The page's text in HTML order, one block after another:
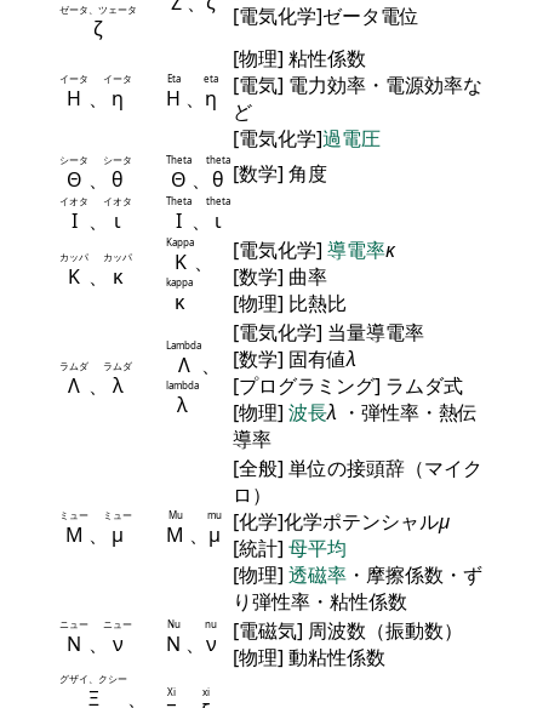
ζ
ゼータ、ツェータ
[電気化学]ゼータ電位
Η
イータ
、 η
イータ
Η
Eta
、 η
eta
[物理] 粘性係数
[電気] 電力効率・電源効率な
ど
[電気化学]過電圧
Θ
シータ
、 θ
シータ
Θ
Theta
、 θ
theta
[数学] 角度
Ι
イオタ
、 ι
イオタ
Ι
Theta
、 ι
theta
Κ
カッパ
、 κ
カッパ Κ
Kappa
、
κ
kappa
[電気化学] 導電率κ
[数学] 曲率
[物理] 比熱比
Λ
ラムダ
、 λ
ラムダ Λ
Lambda
、
λ
lambda
[電気化学] 当量導電率
[数学] 固有値λ
[プログラミング] ラムダ式
[物理] 波長λ ・弾性率・熱伝
導率
Μ
ミュー
、 μ
ミュー
Μ
Mu
、 μ
mu
[全般] 単位の接頭辞（マイク
ロ）
[化学]化学ポテンシャルμ
[統計] 母平均
[物理] 透磁率 ・摩擦係数・ず
り弾性率・粘性係数
Ν
ニュー
、 ν
ニュー
Ν
Nu
、 ν
nu
[電磁気] 周波数（振動数）
[物理] 動粘性係数
Ξ
グザイ、クシー
、
Xi xi